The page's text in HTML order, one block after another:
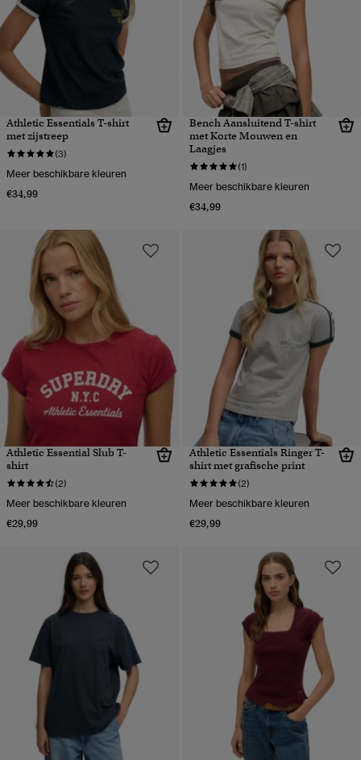
Athletic Essentials T-shirt
met zijstreep
(3)
Meer beschikbare kleuren
€34,99
Bench Aansluitend T-shirt
met Korte Mouwen en
Laagjes
(1)
Meer beschikbare kleuren
€34,99
Athletic Essential Slub T-
shirt
(2)
Meer beschikbare kleuren
€29,99
Athletic Essentials Ringer T-
shirt met grafische print
(2)
Meer beschikbare kleuren
€29,99